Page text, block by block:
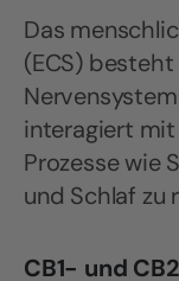
Das
(ECS)
interagiert
Prozesse wie
und Schlaf zu
CB1- und